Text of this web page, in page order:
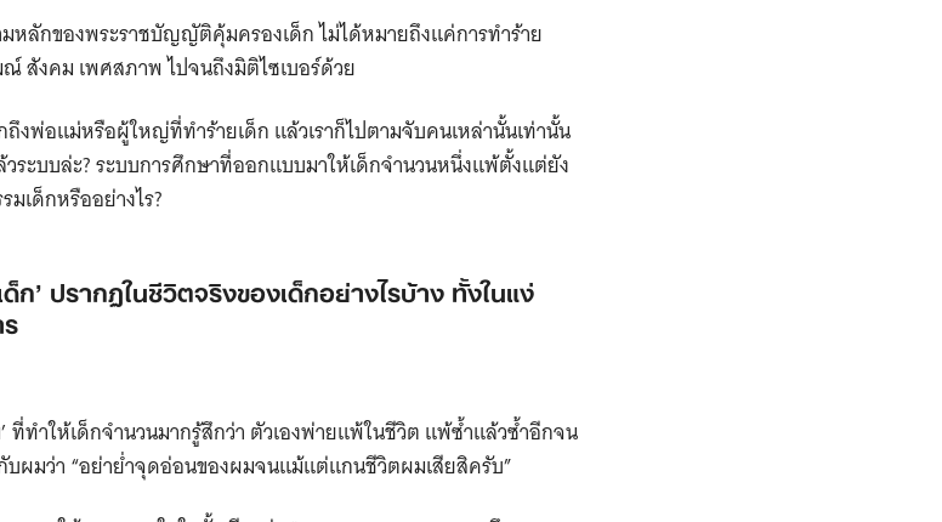
มหลักของพระราชบัญญัติคุ้มครองเด็ก ไม่ได้หมายถึงแค่การทำร้าย
สังคม เพศสภาพ ไปจนถึงมิติไซเบอร์ด้วย
งพ่อแม่หรือผู้ใหญ่ที่ทำร้ายเด็ก แล้วเราก็ไปตามจับคนเหล่านั้นเท่านั้น
ระบบล่ะ? ระบบการศึกษาที่ออกแบบมาให้เด็กจำนวนหนึ่งแพ้ตั้งแต่ยัง
เด็กหรืออย่างไร?
’ ปรากฏในชีวิตจริงของเด็กอย่างไรบ้าง ทั้งในแง่
ที่ทำให้เด็กจำนวนมากรู้สึกว่า ตัวเองพ่ายแพ้ในชีวิต แพ้ซ้ำแล้วซ้ำอีกจน
ผมว่า “อย่าย่ำจุดอ่อนของผมจนแม้แต่แกนชีวิตผมเสียสิครับ”